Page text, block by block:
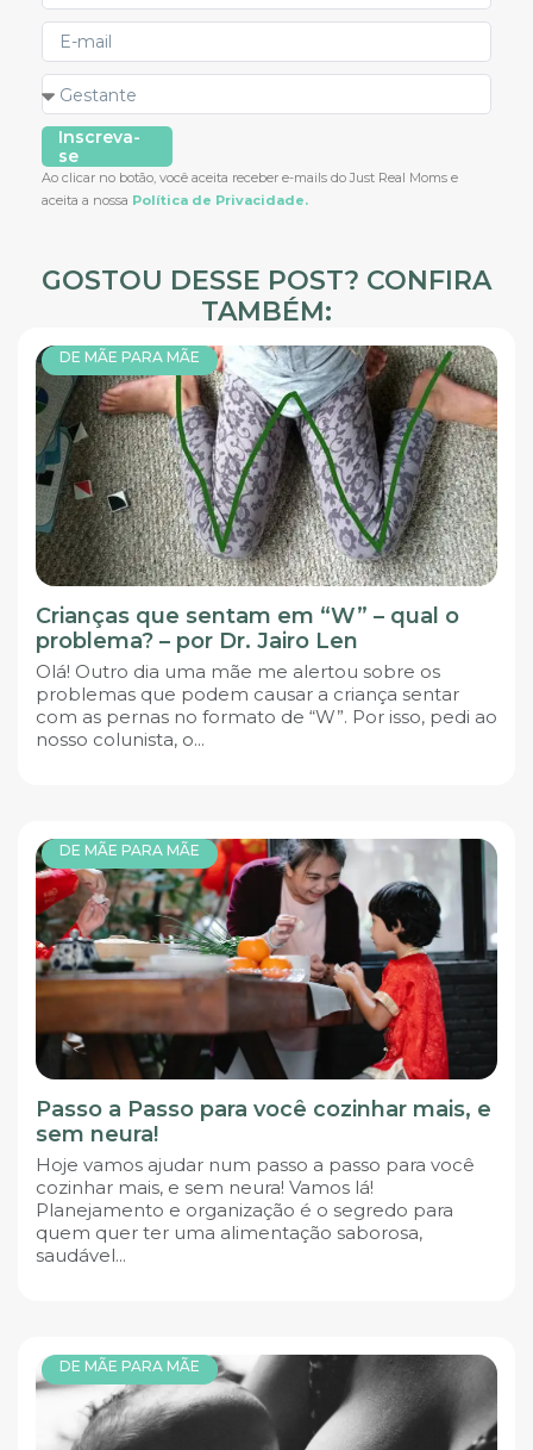
Inscreva-
se
Ao clicar no botão, você aceita receber e-mails do Just Real Moms e
aceita a nossa Política de Privacidade.
GOSTOU DESSE POST? CONFIRA
TAMBÉM:
DE MÃE PARA MÃE
Crianças que sentam em “W” – qual o
problema? – por Dr. Jairo Len
Olá! Outro dia uma mãe me alertou sobre os
problemas que podem causar a criança sentar
com as pernas no formato de “W”. Por isso, pedi ao
nosso colunista, o...
DE MÃE PARA MÃE
Passo a Passo para você cozinhar mais, e
sem neura!
Hoje vamos ajudar num passo a passo para você
cozinhar mais, e sem neura! Vamos lá!
Planejamento e organização é o segredo para
quem quer ter uma alimentação saborosa,
saudável...
DE MÃE PARA MÃE